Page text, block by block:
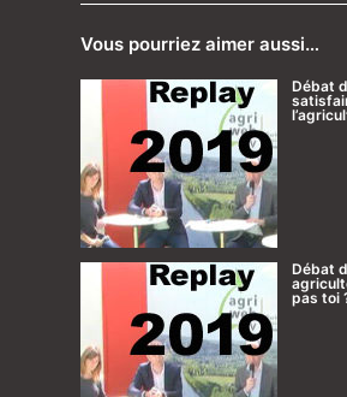
Vous pourriez aimer aussi…
Débat
Débat
pas toi